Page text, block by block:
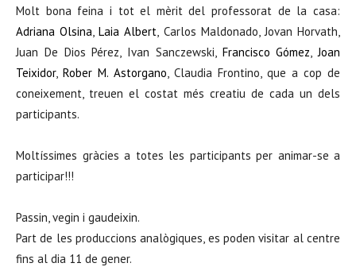
Molt bona feina i tot el mèrit del professorat de la casa:
Adriana Olsina,Laia Albert, Carlos Maldonado, Jovan Horvath,
Juan De Dios Pérez, Ivan Sanczewski, Francisco Gómez,Joan
Teixidor, Rober M. Astorgano, Claudia Frontino, que a cop de
coneixement, treuen el costat més creatiu de cada un dels
participants.
Moltíssimes gràcies a totes les participants per animar-se a
participar!!!
Passin, vegin i gaudeixin.
Part de les produccions analògiques, es poden visitar al centre
fins al dia 11 de gener.